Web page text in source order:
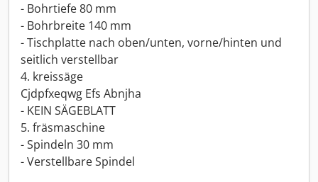
- Bohrtiefe 80 mm
- Bohrbreite 140 mm
- Tischplatte nach oben/unten, vorne/hinten und
seitlich verstellbar
4. kreissäge
Cjdpfxeqwg Efs Abnjha
- KEIN SÄGEBLATT
5. fräsmaschine
- Spindeln 30 mm
- Verstellbare Spindel